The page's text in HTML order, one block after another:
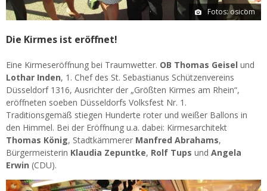
Fotos: osicom
Die Kirmes ist eröffnet!
Eine Kirmeseröffnung bei Traumwetter. OB Thomas Geisel und
Lothar Inden, 1. Chef des St. Sebastianus Schützenvereins
Düsseldorf 1316, Ausrichter der „Größten Kirmes am Rhein“,
eröffneten soeben Düsseldorfs Volksfest Nr. 1.
Traditionsgemäß stiegen Hunderte roter und weißer Ballons in
den Himmel. Bei der Eröffnung u.a. dabei: Kirmesarchitekt
Thomas König, Stadtkämmerer Manfred Abrahams,
Bürgermeisterin Klaudia Zepuntke, Rolf Tups und Angela
Erwin (CDU).